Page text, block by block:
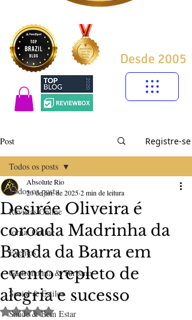
Desde 2005
Post Registre-se
Todos os posts
Revistas Online
Jornal Online
Eventos
Gastronomia & Turismo
Social & Estilos
Saúde & Bem Estar
Todos os posts
Desirée Oliveira é
coroada Madrinha da
Banda da Barra em
evento repleto de
alegria e sucesso
Absolute Rio
20 de jan. de 20252 min de leitura
Avaliado com NaN de 5 estrelas.